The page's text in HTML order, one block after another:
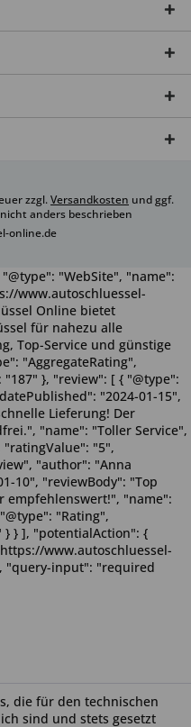
zzgl.Versandkosten und ggf.
anders beschrieben
online.de
die für den technischen
sind und stets gesetzt
"WebSite", "name":
www.autoschluessel-
Online bietet
für nahezu alle
Top-Service und günstige
"AggregateRating",
}, "review": [ { "@type":
"2024-01-15",
Lieferung! Der
"name": "Toller Service",
"ratingValue": "5",
"author": "Anna
10", "reviewBody": "Top
empfehlenswert!", "name":
"Rating",
} } ], "potentialAction": {
www.autoschluessel-
"query-input": "required